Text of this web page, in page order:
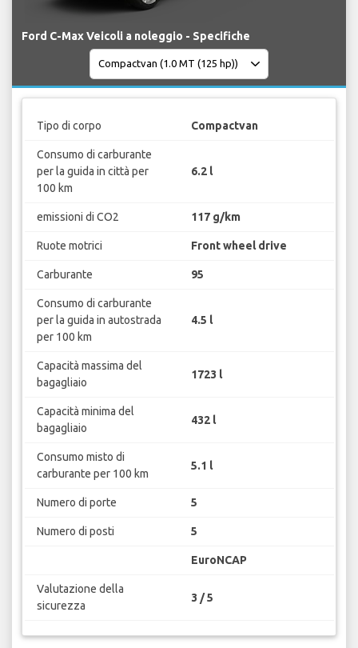
Ford C-Max Veicoli a noleggio - Specifiche
Tipo di corpo Compactvan
Consumo di carburante
per la guida in città per
100 km
6.2 l
emissioni di CO2 117 g/km
Ruote motrici Front wheel drive
Carburante 95
Consumo di carburante
per la guida in autostrada
per 100 km
4.5 l
Capacità massima del
bagagliaio
1723 l
Capacità minima del
bagagliaio
432 l
Consumo misto di
carburante per 100 km
5.1 l
Numero di porte 5
Numero di posti 5
EuroNCAP
Valutazione della
sicurezza
3 / 5